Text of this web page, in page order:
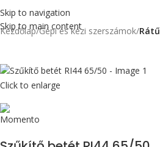
Skip to navigation
Skip to main content
Kezdőlap Gépi és kézi szerszámok
Click to enlarge